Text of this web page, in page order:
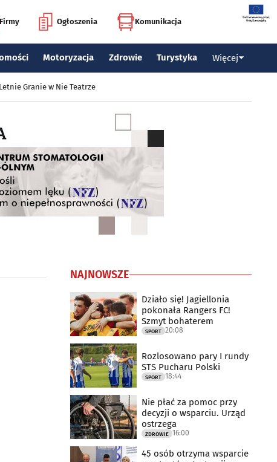
Firmy Ogłoszenia Komunikacja
Motoryzacja Zdrowie Turystyka Więcej
Letnie Granie w Nie Teatrze
NAJNOWSZE
Działo się! Jagiellonia
pokonała Rangers FC!
Szmyt bohaterem
SPORT 20:08
Rozlosowano pary I rundy
STS Pucharu Polski
SPORT 18:44
Nie płać za pomoc przy
decyzji o wsparciu. Urząd
ostrzega
ZDROWIE 16:00
45 osób otrzyma wsparcie